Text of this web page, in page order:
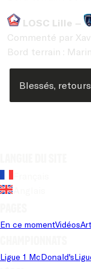
LOSC Lille –
Commenté par
Bord terrain :
Blessés,
En ce momentVidéos
Ligue 1 McDonald's